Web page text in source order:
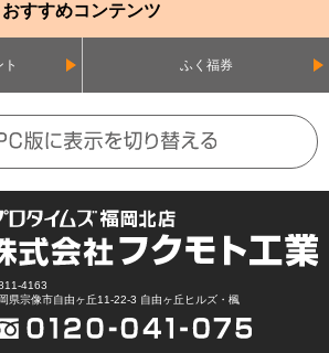
おすすめコンテンツ
ふく福券
4163
県宗像市自由ヶ丘11-22-3 自由ヶ丘ヒルズ・楓